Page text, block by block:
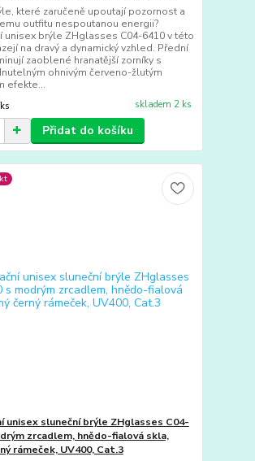
které zaručeně upoutají pozornost a
outfitu nespoutanou energii?
unisex brýle ZHglasses C04-6410 v této
na dravý a dynamický vzhled. Přední
zaoblené hranatější zorníky s
ohnivým červeno-žlutým
efekte...
ks skladem 2 ks
Přidat do košíku
unisex sluneční brýle ZHglasses C04-
zrcadlem, hnědo-fialová skla,
rámeček, UV400, Cat.3